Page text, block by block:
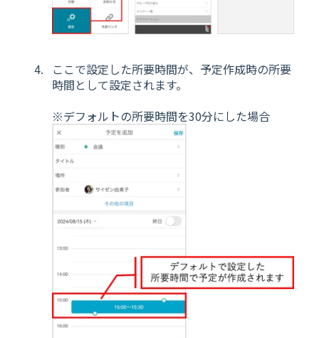
ここで設定した所要時間が、予定作成時の所要
時間として設定されます。
※デフォルトの所要時間を30分にした場合